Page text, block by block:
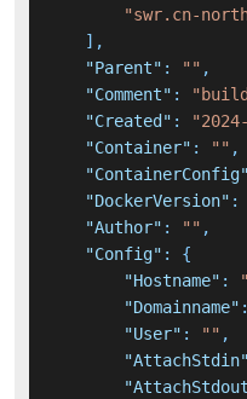
"swr.cn-
] ,
"Parent" : "" ,
"Comment" :
"Created" :
"Container" : "" ,
"ContainerConfig"
"DockerVersion" :
"Author" : "" ,
"Config" :
{
"Hostname" :
"Domainname" :
"User" : "" ,
"AttachStdin"